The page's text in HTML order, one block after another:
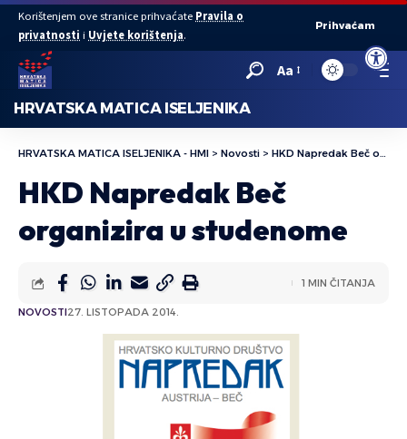
Open
Korištenjem ove stranice prihvaćate Pravila o
privatnosti i Uvjete korištenja.
Prihvaćam
Aa
HRVATSKA MATICA ISELJENIKA
HRVATSKA MATICA ISELJENIKA - HMI > Novosti > HKD Napredak Beč organizira u studenome
HKD Napredak Beč
organizira u studenome
NOVOSTI27. LISTOPADA 2014.
1 MIN ČITANJA